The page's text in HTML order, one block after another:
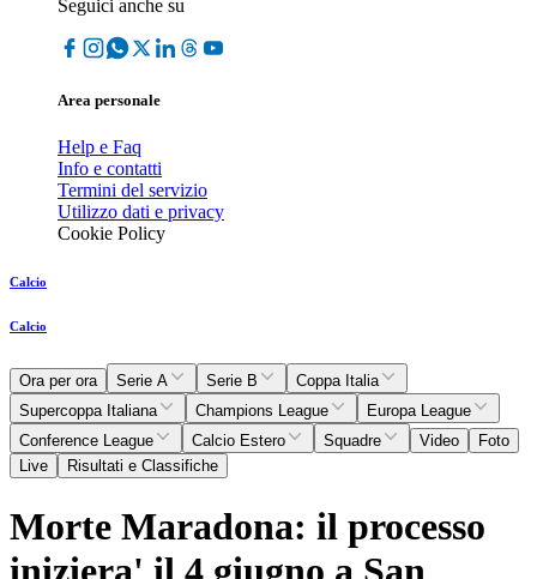
Seguici anche su
Area personale
Help e Faq
Info e contatti
Termini del servizio
Utilizzo dati e privacy
Cookie Policy
Calcio
Calcio
Ora per ora Serie A Serie B
Coppa Italia
Supercoppa Italiana
Champions League
Europa League
Conference League
Calcio Estero Squadre Video
Foto
Live
Risultati e Classifiche
Morte Maradona: il processo
iniziera' il 4 giugno a San